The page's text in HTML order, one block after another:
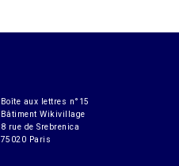
Boîte aux lettres n°15
Bâtiment Wikivillage
8 rue de Srebrenica
75020 Paris